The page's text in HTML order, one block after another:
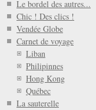
Le bordel des autres...
Chic ! Des clics !
Vendée Globe
Carnet de voyage
Liban
Philipinnes
Hong Kong
Québec
La sauterelle